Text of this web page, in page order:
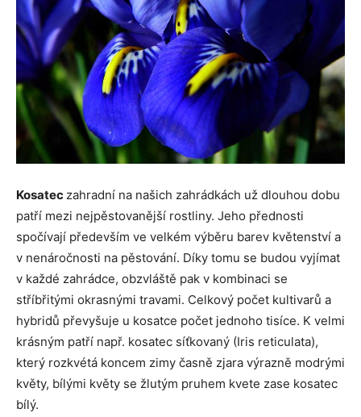
Kosatec zahradní na našich zahrádkách už dlouhou dobu
patří mezi nejpěstovanější rostliny. Jeho přednosti
spočívají především ve velkém výběru barev květenství a
v nenáročnosti na pěstování. Díky tomu se budou vyjímat
v každé zahrádce, obzvláště pak v kombinaci se
stříbřitými okrasnými travami. Celkový počet kultivarů a
hybridů převyšuje u kosatce počet jednoho tisíce. K velmi
krásným patří např. kosatec síťkovaný (Iris reticulata),
který rozkvétá koncem zimy časně zjara výrazně modrými
květy, bílými květy se žlutým pruhem kvete zase kosatec
bílý.